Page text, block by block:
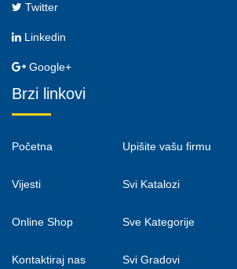
Twitter
Linkedin
Google+
Brzi linkovi
Početna
Vijesti
Online Shop
Kontaktiraj nas
Upišite vašu firmu
Svi Katalozi
Sve Kategorije
Svi Gradovi